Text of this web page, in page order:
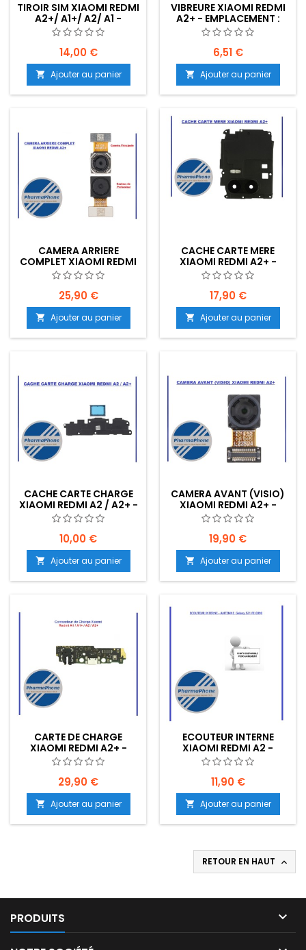
TIROIR SIM XIAOMI REDMI
A2+/ A1+/ A2/ A1 -
EMPLACEMENT: Z02-R17-
B14
14,00 €
 Ajouter au panier
VIBREURE XIAOMI REDMI
A2+ - EMPLACEMENT :
Z02-R17-B14
6,51 €
 Ajouter au panier
CAMERA ARRIERE
COMPLET XIAOMI REDMI
A2+ - EMPLACEMENT :
Z02-R17-B14
25,90 €
 Ajouter au panier
CACHE CARTE MERE
XIAOMI REDMI A2+ -
EMPLACEMENT:Z02-R17-
B14
17,90 €
 Ajouter au panier
CACHE CARTE CHARGE
XIAOMI REDMI A2 / A2+ -
EMPLACEMENT: Z02-R17-
B14
10,00 €
 Ajouter au panier
CAMERA AVANT (VISIO)
XIAOMI REDMI A2+ -
EMPLACEMENT: Z02-
R17B14
19,90 €
 Ajouter au panier
CARTE DE CHARGE
XIAOMI REDMI A2+ -
EMPLACEMENT: Z02-R15-
B20
29,90 €
 Ajouter au panier
ECOUTEUR INTERNE
XIAOMI REDMI A2 -
EMPLACEMENT:
11,90 €
 Ajouter au panier
RETOUR EN HAUT 
PRODUITS 